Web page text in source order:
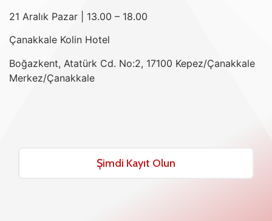
21 Aralık Pazar | 13.00 – 18.00
Çanakkale Kolin Hotel
Boğazkent, Atatürk Cd. No:2, 17100 Kepez/Çanakkale
Merkez/Çanakkale
Şimdi Kayıt Olun